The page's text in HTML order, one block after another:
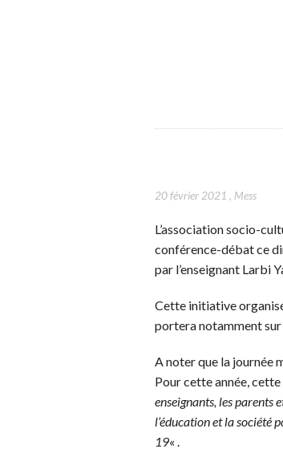
20 février 2021 , Mess
L’association socio-
conférence-débat ce
par l’enseignant Larbi
Cette initiative
portera notamment
A noter que la journée
Pour cette année,
enseignants, les parents
l’éducation et la société
19« .